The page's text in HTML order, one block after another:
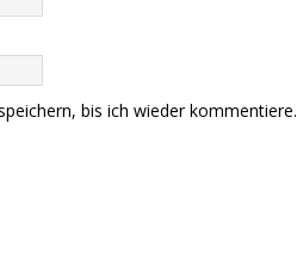
bis ich wieder kommentiere.